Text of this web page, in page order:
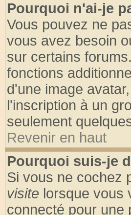
Pourquoi n'ai-je
Vous pouvez ne
vous avez besoin
sur certains
fonctions
d'une image
l'inscription à un
seulement
Revenir en haut
Pourquoi suis-je
Si vous ne cochez
visite lorsque vous
connecté pour une